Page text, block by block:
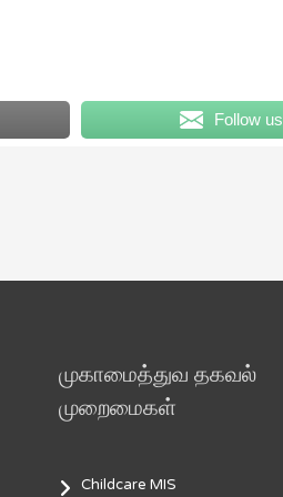
Follow us
முகாமைத்துவ தகவல்
முறைமைகள்
Childcare MIS